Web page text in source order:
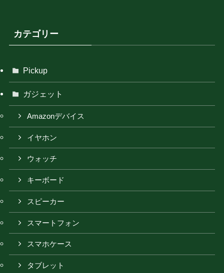
カテゴリー
Pickup
ガジェット
Amazonデバイス
イヤホン
ウォッチ
キーボード
スピーカー
スマートフォン
スマホケース
タブレット